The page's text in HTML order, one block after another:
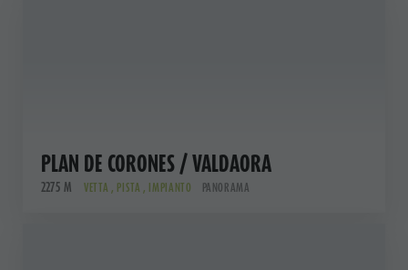
PLAN DE CORONES / VALDAORA
2275 M VETTA , PISTA , IMPIANTO PANORAMA